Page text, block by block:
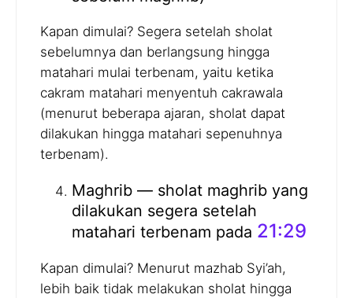
Kapan dimulai? Segera setelah sholat
sebelumnya dan berlangsung hingga
matahari mulai terbenam, yaitu ketika
cakram matahari menyentuh cakrawala
(menurut beberapa ajaran, sholat dapat
dilakukan hingga matahari sepenuhnya
terbenam).
Maghrib — sholat maghrib yang
dilakukan segera setelah
matahari terbenam pada 21:29
Kapan dimulai? Menurut mazhab Syi’ah,
lebih baik tidak melakukan sholat hingga